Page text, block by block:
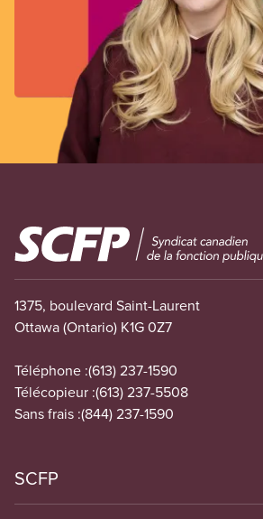
Image
1375, boulevard Saint-Laurent
Ottawa (Ontario) K1G 0Z7
Téléphone :(613) 237-1590
Télécopieur :(613) 237-5508
Sans frais :(844) 237-1590
SCFP